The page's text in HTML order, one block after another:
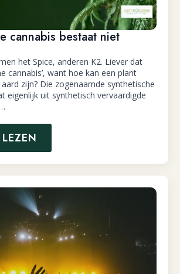
cannabis bestaat niet
het Spice, anderen K2. Liever dat
cannabis’, want hoe kan een plant
zijn? Die zogenaamde synthetische
eigenlijk uit synthetisch vervaardigde